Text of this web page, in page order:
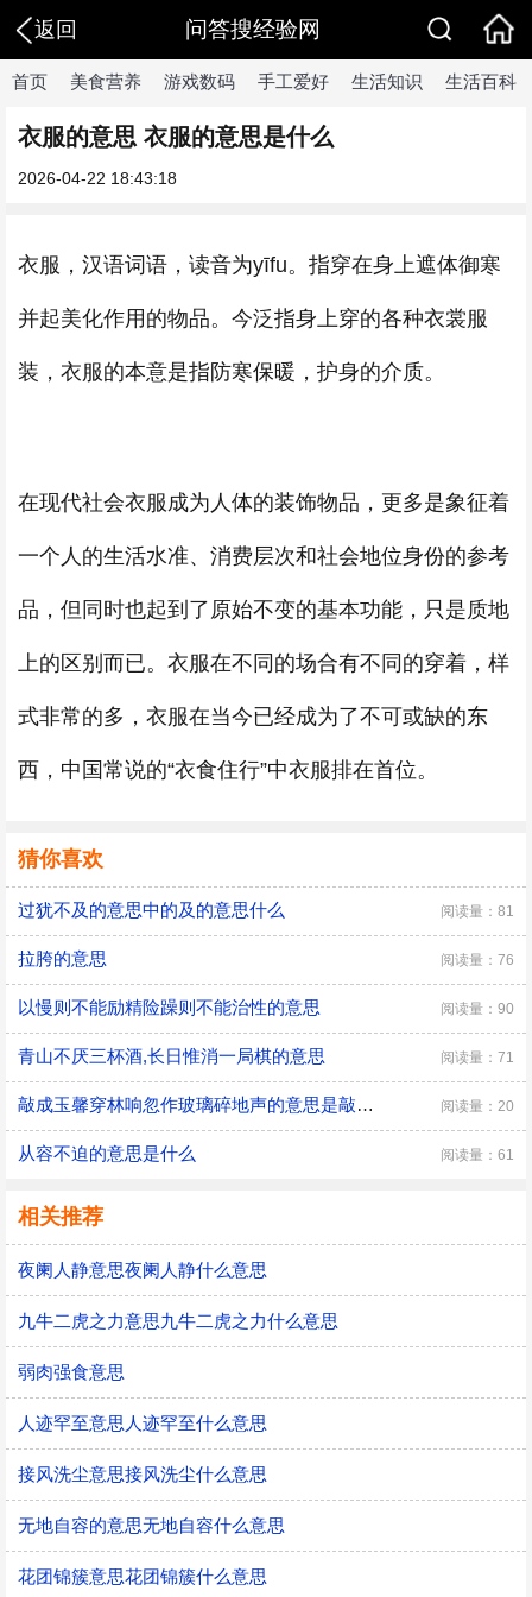
返回 问答搜经验网
首页 美食营养 游戏数码 手工爱好 生活知识 生活百科
衣服的意思 衣服的意思是什么
2026-04-22 18:43:18
衣服，汉语词语，读音为yīfu。指穿在身上遮体御寒
并起美化作用的物品。今泛指身上穿的各种衣裳服
装，衣服的本意是指防寒保暖，护身的介质。
在现代社会衣服成为人体的装饰物品，更多是象征着
一个人的生活水准、消费层次和社会地位身份的参考
品，但同时也起到了原始不变的基本功能，只是质地
上的区别而已。衣服在不同的场合有不同的穿着，样
式非常的多，衣服在当今已经成为了不可或缺的东
西，中国常说的“衣食住行”中衣服排在首位。
猜你喜欢
过犹不及的意思中的及的意思什么 阅读量：81
拉胯的意思 阅读量：76
以慢则不能励精险躁则不能治性的意思 阅读量：90
青山不厌三杯酒,长日惟消一局棋的意思 阅读量：71
敲成玉馨穿林响忽作玻璃碎地声的意思是敲成玉磬穿林响忽作玻璃碎地声的意思 阅读量：20
从容不迫的意思是什么 阅读量：61
相关推荐
夜阑人静意思夜阑人静什么意思
九牛二虎之力意思九牛二虎之力什么意思
弱肉强食意思
人迹罕至意思人迹罕至什么意思
接风洗尘意思接风洗尘什么意思
无地自容的意思无地自容什么意思
花团锦簇意思花团锦簇什么意思